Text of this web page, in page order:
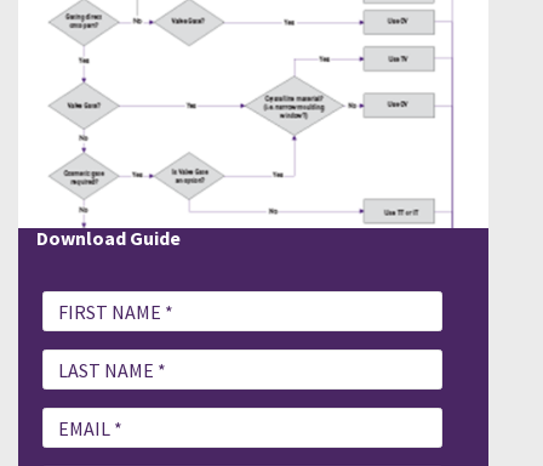
PLEASE FILL OUT DOWNLOAD GUIDE
Download Guide